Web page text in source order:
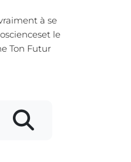
à se
le
Ton Futur